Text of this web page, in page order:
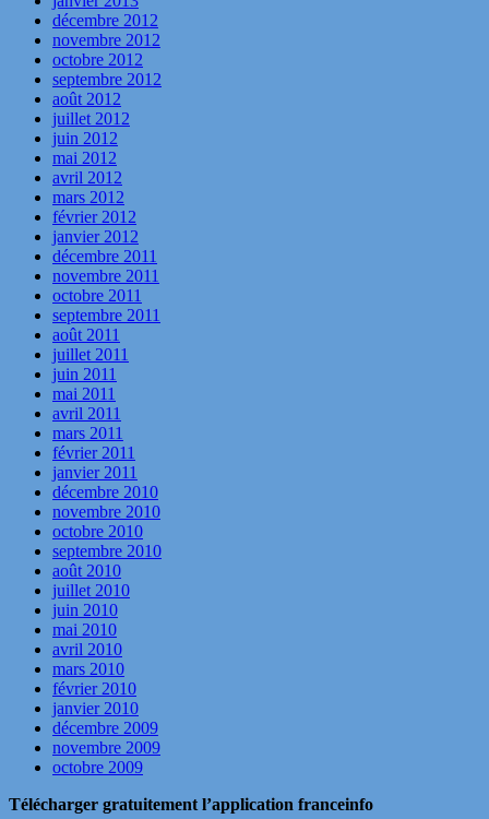
décembre 2012
novembre 2012
octobre 2012
septembre 2012
août 2012
juillet 2012
juin 2012
mai 2012
avril 2012
mars 2012
février 2012
janvier 2012
décembre 2011
novembre 2011
octobre 2011
septembre 2011
août 2011
juillet 2011
juin 2011
mai 2011
avril 2011
mars 2011
février 2011
janvier 2011
décembre 2010
novembre 2010
octobre 2010
septembre 2010
août 2010
juillet 2010
juin 2010
mai 2010
avril 2010
mars 2010
février 2010
janvier 2010
décembre 2009
novembre 2009
octobre 2009
Télécharger gratuitement l’application franceinfo